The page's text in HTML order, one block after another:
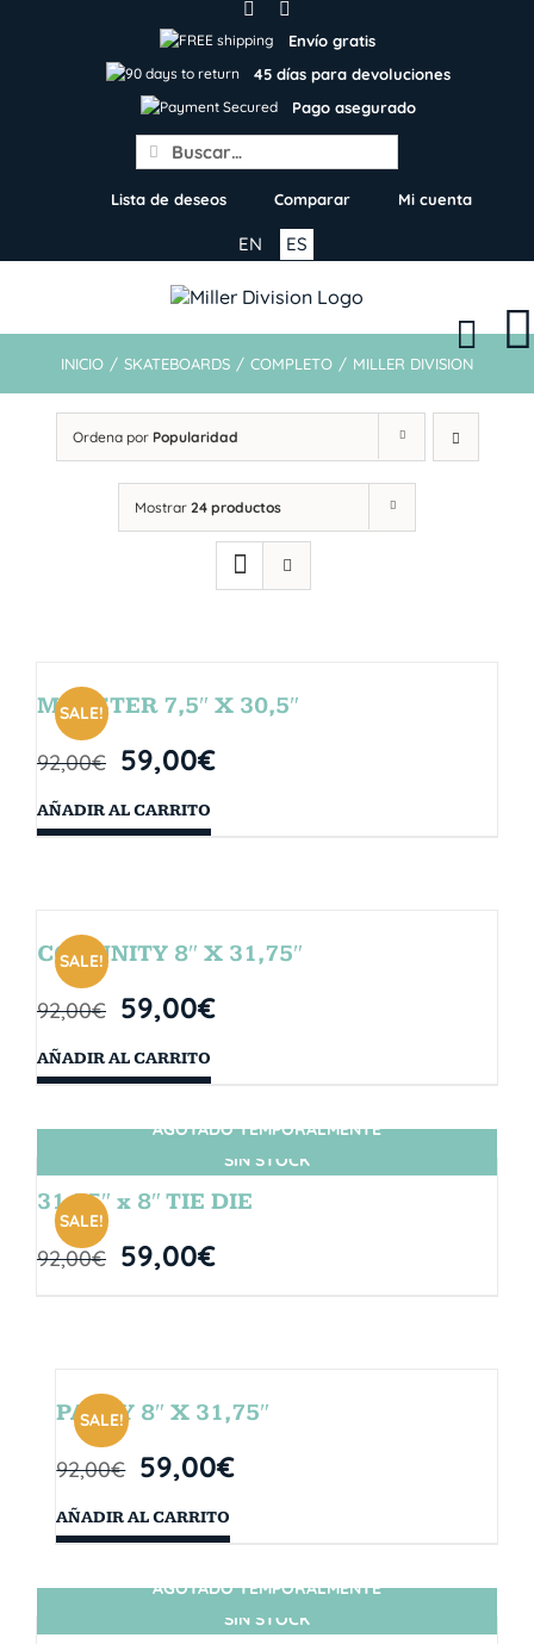
Envío gratis
45 días para devoluciones
Pago asegurado
Search
for:
Lista de deseos Comparar Mi cuenta
ES
EN
INICIO / SKATEBOARDS / COMPLETO / MILLER DIVISION
Ordena por Popularidad
Mostrar 24 productos
SALE!
MONSTER 7,5″ X 30,5″
92,00€ 59,00€
AÑADIR AL CARRITO
SALE!
COMUNITY 8″ X 31,75″
92,00€ 59,00€
AÑADIR AL CARRITO
SIN STOCK
SALE!
AGOTADO TEMPORALMENTE
31.75″ x 8″ TIE DIE
92,00€ 59,00€
SALE!
PARTY 8″ X 31,75″
92,00€ 59,00€
AÑADIR AL CARRITO
SIN STOCK
AGOTADO TEMPORALMENTE